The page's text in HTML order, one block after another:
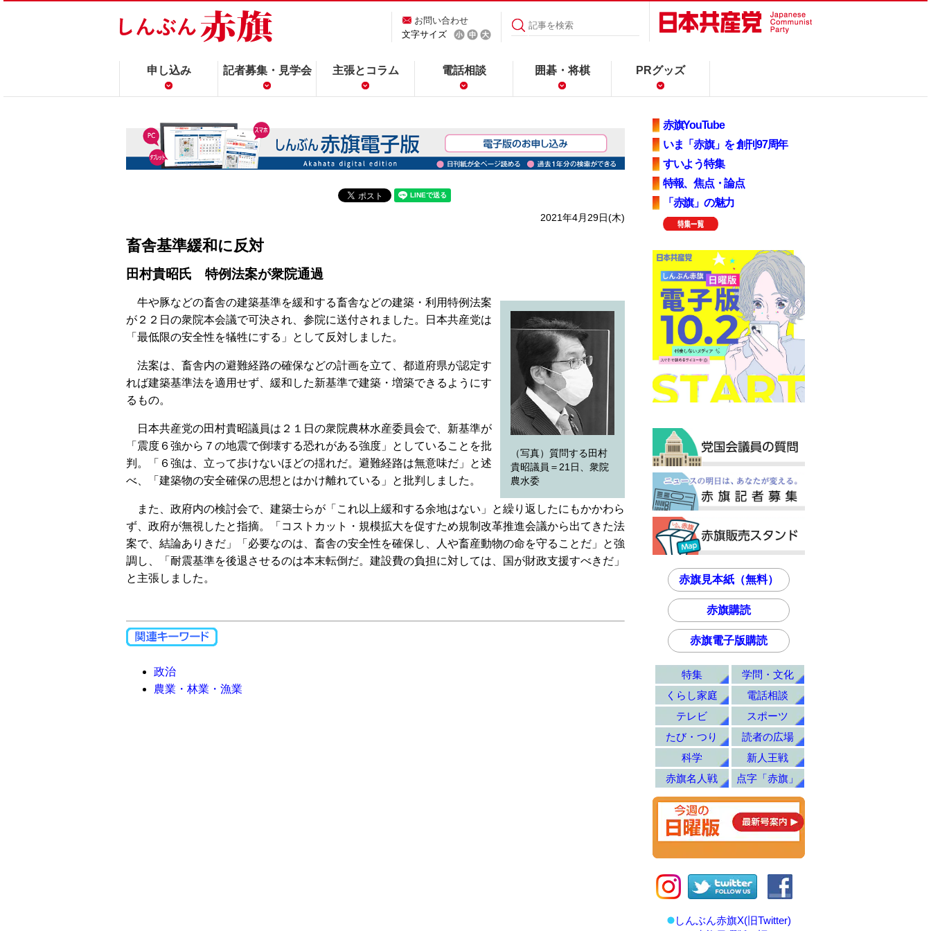
お問い合わせ
文字サイズ
申し込み 記者募集・見学会 主張とコラム 電話相談 囲碁・将棋 PRグッズ
2021年4月29日(木)
畜舎基準緩和に反対
田村貴昭氏 特例法案が衆院通過
（写真）質問する田村
貴昭議員＝21日、衆院
農水委
牛や豚などの畜舎の建築基準を緩和する畜舎などの建築・利用特例法案
が２２日の衆院本会議で可決され、参院に送付されました。日本共産党は
「最低限の安全性を犠牲にする」として反対しました。
法案は、畜舎内の避難経路の確保などの計画を立て、都道府県が認定す
れば建築基準法を適用せず、緩和した新基準で建築・増築できるようにす
るもの。
日本共産党の田村貴昭議員は２１日の衆院農林水産委員会で、新基準が
「震度６強から７の地震で倒壊する恐れがある強度」としていることを批
判。「６強は、立って歩けないほどの揺れだ。避難経路は無意味だ」と述
べ、「建築物の安全確保の思想とはかけ離れている」と批判しました。
また、政府内の検討会で、建築士らが「これ以上緩和する余地はない」と繰り返したにもかかわら
ず、政府が無視したと指摘。「コストカット・規模拡大を促すため規制改革推進会議から出てきた法
案で、結論ありきだ」「必要なのは、畜舎の安全性を確保し、人や畜産動物の命を守ることだ」と強
調し、「耐震基準を後退させるのは本末転倒だ。建設費の負担に対しては、国が財政支援すべきだ」
と主張しました。
政治
農業・林業・漁業
赤旗YouTube
いま「赤旗」を 創刊97周年
すいよう特集
特報、焦点・論点
「赤旗」の魅力
赤旗見本紙（無料）
赤旗購読
赤旗電子版購読
特集
学問・文化
くらし家庭
電話相談
テレビ
スポーツ
たび・つり
読者の広場
科学
新人王戦
赤旗名人戦
点字「赤旗」
しんぶん赤旗X(旧Twitter)